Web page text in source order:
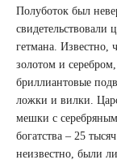
Полуботок был
гетмана. Известно,
золотом и
бриллиантовые
ложки и вилки.
мешки с
богатства – 25
неизвестно, были